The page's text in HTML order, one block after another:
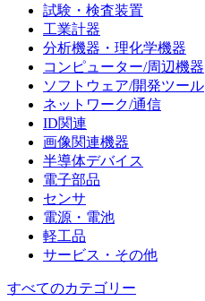
試験・検査装置
工業計器
分析機器・理化学機器
コンピューター/周辺機器
ソフトウェア/開発ツール
ネットワーク/通信
ID関連
画像関連機器
半導体デバイス
電子部品
センサ
電源・電池
軽工品
サービス・その他
すべてのカテゴリー